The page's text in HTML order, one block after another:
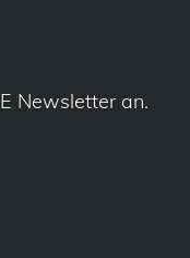
Newsletter an.